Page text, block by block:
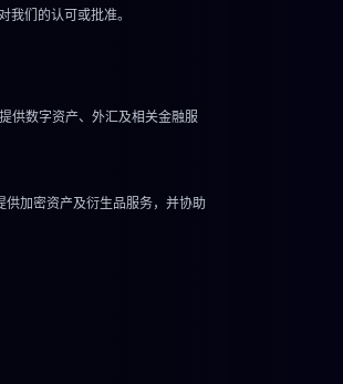
们的认可或批准。
数字资产、外汇及相关金融服
加密资产及衍生品服务，并协助